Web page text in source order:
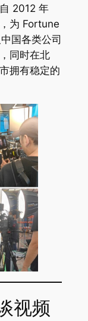
2012 年
为 Fortune
国各类公司
同时在北
拥有稳定的
视频